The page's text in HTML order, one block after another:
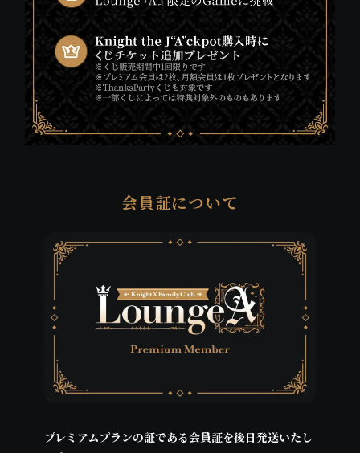
会員証について
プレミアムプランの証である会員証を後日発送いたし